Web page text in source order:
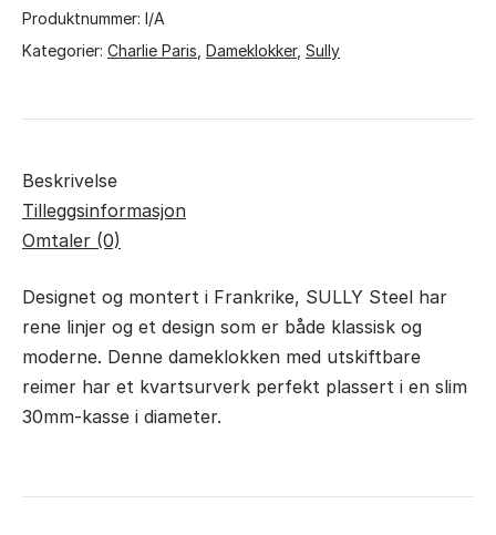
&
Blue
Produktnummer: I/A
Kategorier: Charlie Paris Dameklokker, Sully
Beskrivelse
Tilleggsinformasjon
Omtaler (0)
Designet og montert i Frankrike, SULLY Steel har
rene linjer og et design som er både klassisk og
moderne. Denne dameklokken med utskiftbare
reimer har et kvartsurverk perfekt plassert i en slim
30mm-kasse i diameter.